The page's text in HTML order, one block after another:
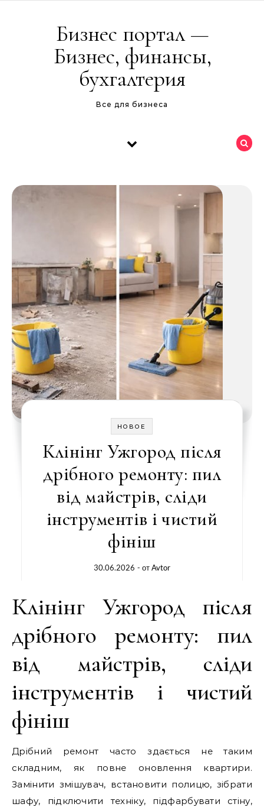
Бизнес портал —
Бизнес, финансы,
бухгалтерия
Все для бизнеса
НОВОЕ
Клінінг Ужгород після
дрібного ремонту: пил
від майстрів, сліди
інструментів і чистий
фініш
30.06.2026 - отAvtor
Клінінг Ужгород після
дрібного ремонту: пил
від майстрів, сліди
інструментів і чистий
фініш
Дрібний ремонт часто здається не таким
складним, як повне оновлення квартири.
Замінити змішувач, встановити полицю, зібрати
шафу, підключити техніку, підфарбувати стіну,